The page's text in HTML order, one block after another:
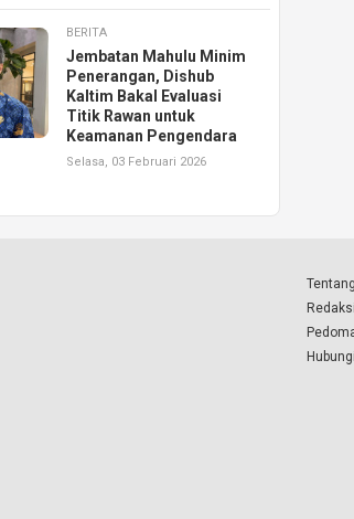
BERITA
Jembatan Mahulu Minim
Penerangan, Dishub
Kaltim Bakal Evaluasi
Titik Rawan untuk
Keamanan Pengendara
Selasa, 03 Februari 2026
Redaksi